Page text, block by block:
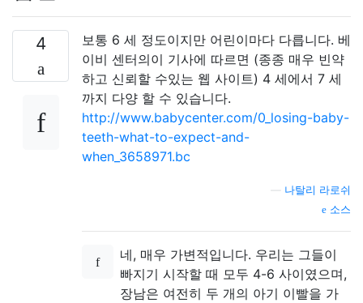
4
보통 6 세 정도이지만 어린이마다 다릅니다. 베
이비 센터의이 기사에 따르면 (종종 매우 빈약
하고 신뢰할 수있는 웹 사이트) 4 세에서 7 세
까지 다양 할 수 있습니다.
http://www.babycenter.com/0_losing-baby-
teeth-what-to-expect-and-
when_3658971.bc
나탈리 라로쉬
소스
네, 매우 가변적입니다. 우리는 그들이
빠지기 시작할 때 모두 4-6 사이였으며,
장남은 여전히 ​​두 개의 아기 이빨을 가